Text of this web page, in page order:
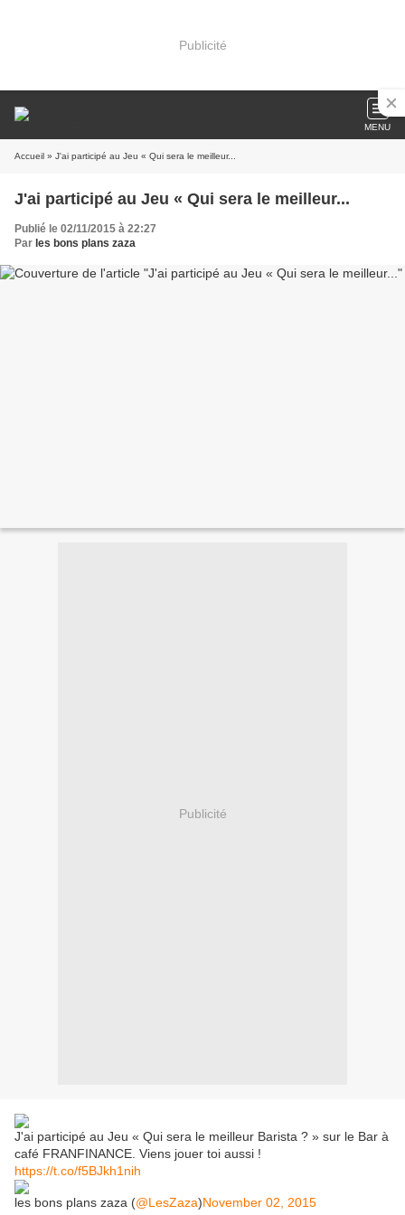
Publicité
MENU
Accueil » J'ai participé au Jeu « Qui sera le meilleur...
J'ai participé au Jeu « Qui sera le meilleur...
Publié le 02/11/2015 à 22:27
Par les bons plans zaza
Publicité
J'ai participé au Jeu « Qui sera le meilleur Barista ? » sur le Bar à
café FRANFINANCE. Viens jouer toi aussi !
https://t.co/f5BJkh1nih
les bons plans zaza (@LesZaza)November 02, 2015